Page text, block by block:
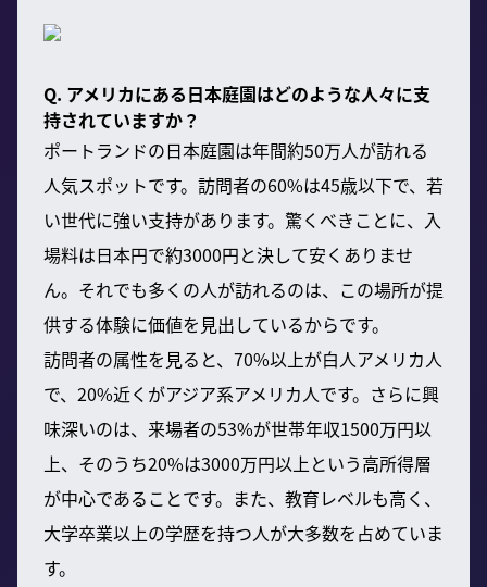
Q. アメリカにある日本庭園はどのような人々に支
持されていますか？
ポートランドの日本庭園は年間約50万人が訪れる
人気スポットです。訪問者の60%は45歳以下で、若
い世代に強い支持があります。驚くべきことに、入
場料は日本円で約3000円と決して安くありませ
ん。それでも多くの人が訪れるのは、この場所が提
供する体験に価値を見出しているからです。
訪問者の属性を見ると、70%以上が白人アメリカ人
で、20%近くがアジア系アメリカ人です。さらに興
味深いのは、来場者の53%が世帯年収1500万円以
上、そのうち20%は3000万円以上という高所得層
が中心であることです。また、教育レベルも高く、
大学卒業以上の学歴を持つ人が大多数を占めていま
す。